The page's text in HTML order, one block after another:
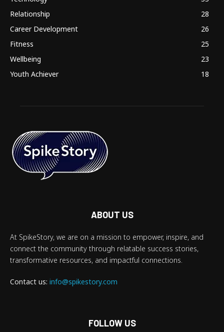
Relationship
28
Career Development
26
Fitness
25
Wellbeing
23
Youth Achiever
18
ABOUT US
At SpikeStory, we are on a mission to empower, inspire, and
connect the community through relatable success stories,
transformative resources, and impactful connections.
Contact us: info@spikestory.com
FOLLOW US